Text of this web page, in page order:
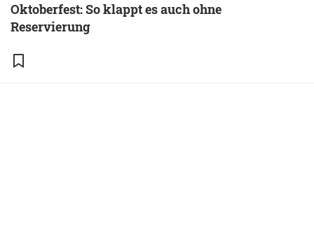
Oktoberfest: So klappt es auch ohne
Reservierung